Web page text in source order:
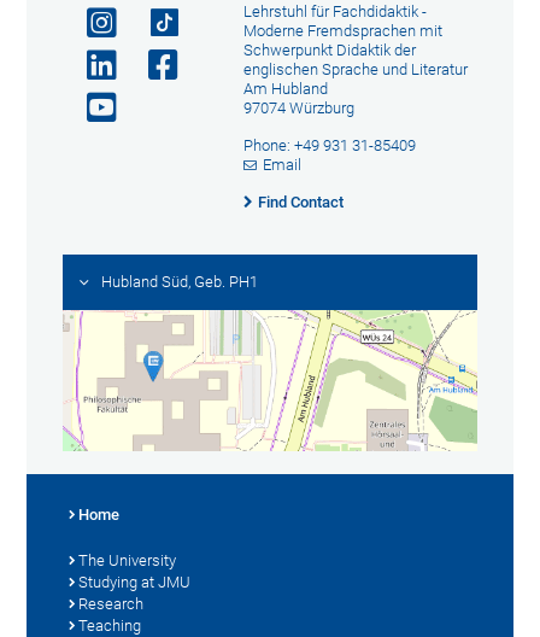
Lehrstuhl für Fachdidaktik -
Moderne Fremdsprachen mit
Schwerpunkt Didaktik der
englischen Sprache und Literatur
Am Hubland
97074 Würzburg
Phone: +49 931 31-85409
Email
Find Contact
Hubland Süd, Geb. PH1
Home
The University
Studying at JMU
Research
Teaching